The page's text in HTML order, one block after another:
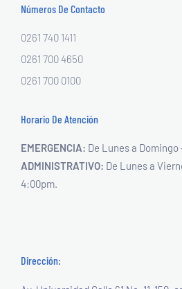
Números De Contacto
0261 740 1411
0261 700 4650
0261 700 0100
Horario De Atención
EMERGENCIA: De Lunes a Domingo
ADMINISTRATIVO: De Lunes a
4:00pm.
Dirección: